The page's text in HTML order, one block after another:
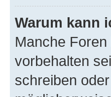
Warum kann
Manche
vorbehalten
schreiben